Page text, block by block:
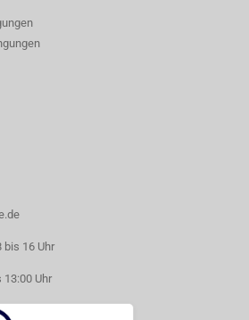
bis 16 Uhr
13:00 Uhr